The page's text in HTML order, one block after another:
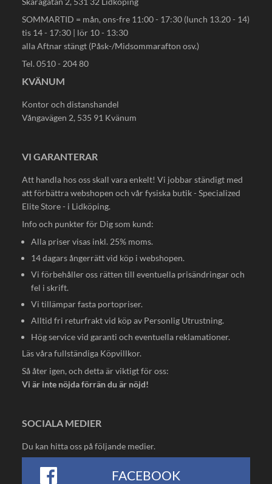
SOMMARTID = mån, ons-fre 11:00 - 17:30 (lunch 13.20 - 14)
tis 14 - 17:30 | lör 10 - 13:30
alla Aftnar stängt (Påsk-/Midsommarafton osv.)
Tel. 0510 - 204 80
KVÄNUM
Kontor och distanshandel
Vångavägen 2, 535 91 Kvänum
VI GARANTERAR
Att handla hos oss skall vara enkelt! Vi jobbar ständigt med
att förbättra webshopen och vår fysiska butik - Specialized
Elite Store - i Lidköping.
Info och punkter för Dig som kund:
Alla priser visas inkl. 25% moms.
14 dagars ångerrätt vid köp i webshopen.
Vi förbehåller oss rätten till eventuella prisändringar och
fel i skrift.
Vi tillämpar fasta portopriser.
Alltid fri returfrakt vid köp av Personlig Utrustning.
Hög service vid garanti och eventuella reklamationer.
Läs våra fullständiga Köpvillkor.
Så åter igen, och detta är viktigt för oss:
Vi är inte nöjda förrän du är nöjd!
SOCIALA MEDIER
Du kan hitta oss på följande medier.
FACEBOOK